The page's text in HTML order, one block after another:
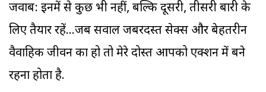
जवाब: इनमें से कुछ भी नहीं, बल्कि दूसरी, तीसरी बारी के
लिए तैयार रहें...जब सवाल जबरदस्त सेक्स और बेहतरीन
वैवाहिक जीवन का हो तो मेरे दोस्त आपको एक्शन में बने
रहना होता है.